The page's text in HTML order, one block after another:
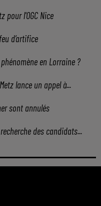
pour l'OGC Nice
d’artifice
en Lorraine ?
lance un appel à...
sont annulés
des candidats...